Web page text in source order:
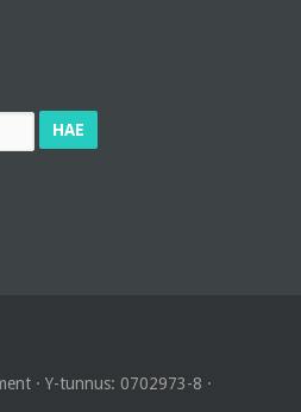
· Y-tunnus: 0702973-8 ·